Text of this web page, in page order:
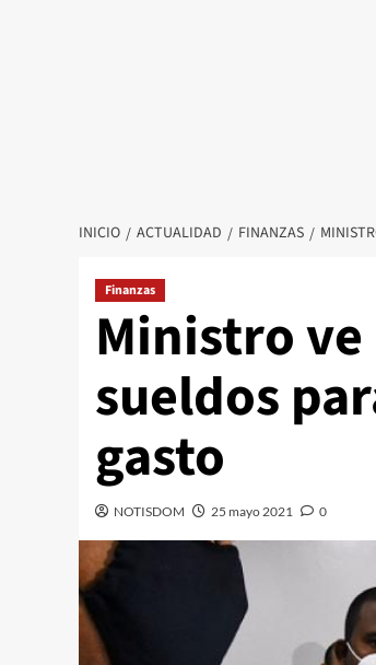
INICIO ACTUALIDAD FINANZAS
Finanzas
Ministro
sueldos
gasto
NOTISDOM 25 mayo 2021 0